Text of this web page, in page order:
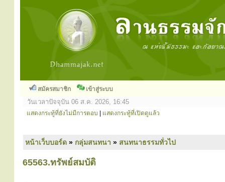
สมัครสมาชิก เข้าสู่ระบบ
วันเวลาปัจจุบัน 06 ส.ค. 2026, 16:45
แสดงกระทู้ที่ยังไม่มีการตอบ แสดงกระทู้ที่เปิดดูแล้ว
หน้าเว็บบอร์ด » กลุ่มสนทนา » สนทนาธรรมทั่วไป
65563.ทรัพย์สมบัติ